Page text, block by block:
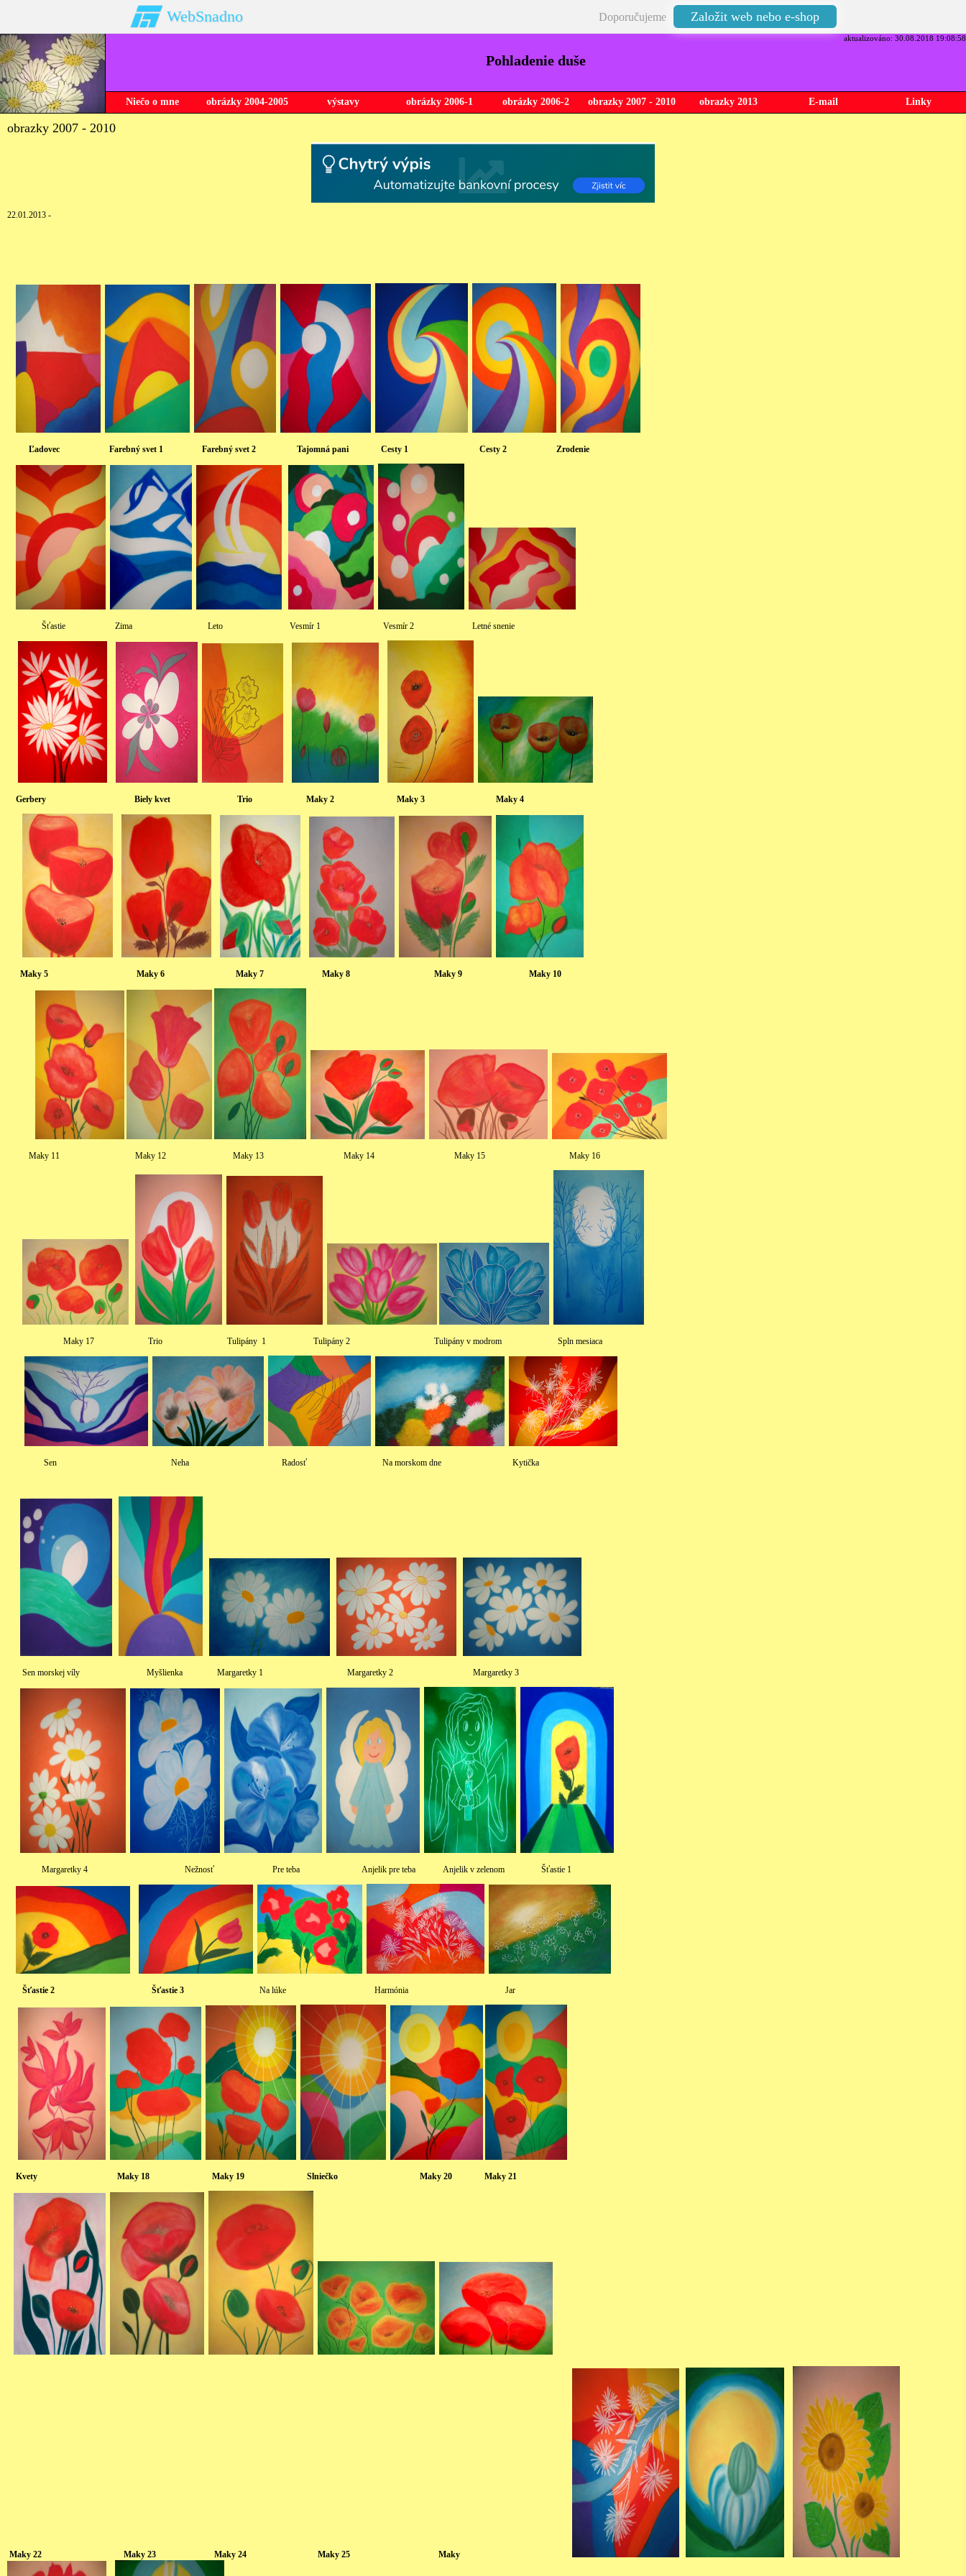
WebSnadno Doporučujeme Založit web nebo e-shop
aktualizováno: 30.08.2018 19:08:58
Pohladenie duše
Niečo o mne obrázky 2004-2005 výstavy obrázky 2006-1 obrázky 2006-2 obrazky 2007 - 2010 obrazky 2013 E-mail Linky
obrazky 2007 - 2010
22.01.2013 -
Ľadovec Farebný svet 1 Farebný svet 2 Tajomná pani Cesty 1 Cesty 2 Zrodenie
Šťastie Zima Leto Vesmír 1 Vesmír 2 Letné snenie
Gerbery Biely kvet Trio Maky 2 Maky 3 Maky 4
Maky 5 Maky 6 Maky 7 Maky 8 Maky 9 Maky 10
Maky 11 Maky 12 Maky 13 Maky 14 Maky 15 Maky 16
Maky 17 Trio Tulipány 1 Tulipány 2 Tulipány v modrom Spln mesiaca
Sen Neha Radosť Na morskom dne Kytička
Sen morskej víly Myšlienka Margaretky 1 Margaretky 2 Margaretky 3
Margaretky 4 Nežnosť Pre teba Anjelik pre teba Anjelik v zelenom Šťastie 1
Šťastie 2 Šťastie 3 Na lúke Harmónia Jar
Kvety Maky 18 Maky 19 Slniečko Maky 20 Maky 21
Maky 22 Maky 23 Maky 24 Maky 25 Maky